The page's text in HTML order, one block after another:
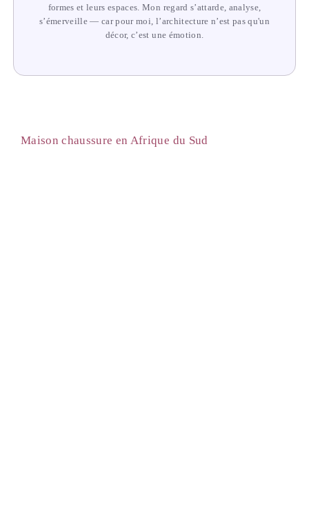
formes et leurs espaces. Mon regard s’attarde, analyse,
s’émerveille — car pour moi, l’architecture n’est pas qu'un
décor, c’est une émotion.
Maison chaussure en Afrique du Sud